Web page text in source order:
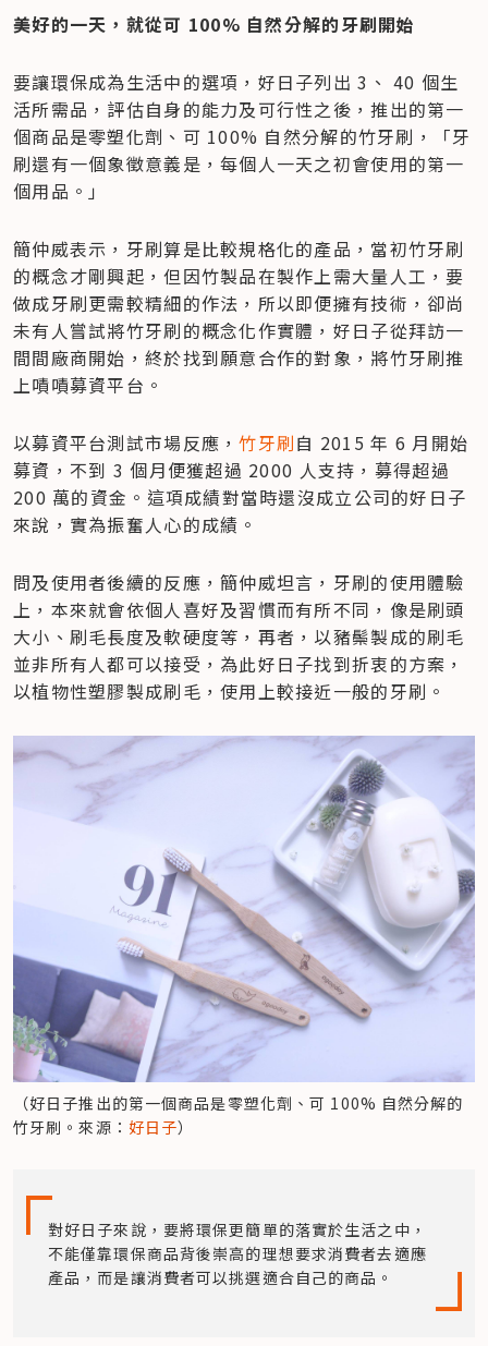
美好的一天，就從可 100% 自然分解的牙刷開始
要讓環保成為生活中的選項，好日子列出 3、 40 個生
活所需品，評估自身的能力及可行性之後，推出的第一
個商品是零塑化劑、可 100% 自然分解的竹牙刷，「牙
刷還有一個象徵意義是，每個人一天之初會使用的第一
個用品。」
簡仲威表示，牙刷算是比較規格化的產品，當初竹牙刷
的概念才剛興起，但因竹製品在製作上需大量人工，要
做成牙刷更需較精細的作法，所以即便擁有技術，卻尚
未有人嘗試將竹牙刷的概念化作實體，好日子從拜訪一
間間廠商開始，終於找到願意合作的對象，將竹牙刷推
上嘖嘖募資平台。
以募資平台測試市場反應，竹牙刷自 2015 年 6 月開始
募資，不到 3 個月便獲超過 2000 人支持，募得超過
200 萬的資金。這項成績對當時還沒成立公司的好日子
來說，實為振奮人心的成績。
問及使用者後續的反應，簡仲威坦言，牙刷的使用體驗
上，本來就會依個人喜好及習慣而有所不同，像是刷頭
大小、刷毛長度及軟硬度等，再者，以豬鬃製成的刷毛
並非所有人都可以接受，為此好日子找到折衷的方案，
以植物性塑膠製成刷毛，使用上較接近一般的牙刷。
（好日子推出的第一個商品是零塑化劑、可 100% 自然分解的
竹牙刷。來源： 好日子）
對好日子來說，要將環保更簡單的落實於生活之中，
不能僅靠環保商品背後崇高的理想要求消費者去適應
產品，而是讓消費者可以挑選適合自己的商品。